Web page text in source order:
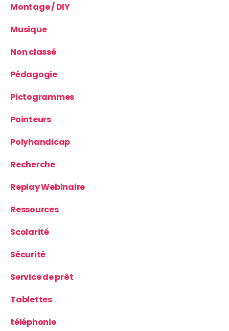
Montage / DIY
Musique
Non classé
Pédagogie
Pictogrammes
Pointeurs
Polyhandicap
Recherche
Replay Webinaire
Ressources
Scolarité
Sécurité
Service de prêt
Tablettes
téléphonie